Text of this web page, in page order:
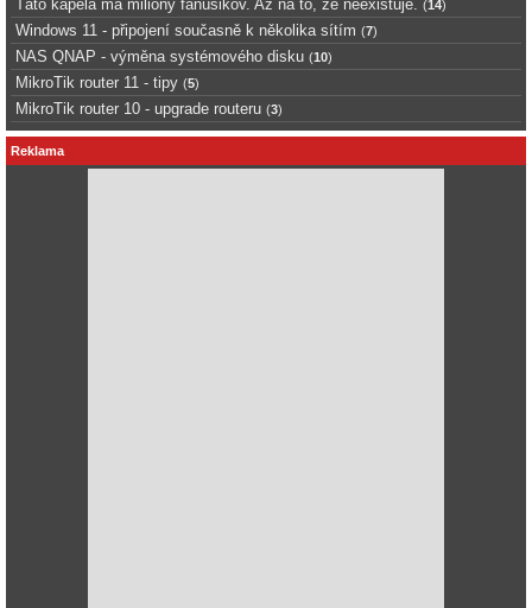
Táto kapela má milióny fanúšikov. Až na to, že neexistuje. (14)
Windows 11 - připojení současně k několika sítím (7)
NAS QNAP - výměna systémového disku (10)
MikroTik router 11 - tipy (5)
MikroTik router 10 - upgrade routeru (3)
Reklama